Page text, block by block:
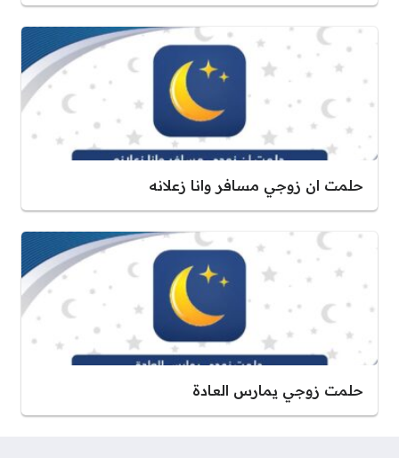
حلمت ان زوجي مسافر وانا زعلانه
حلمت زوجي يمارس العادة